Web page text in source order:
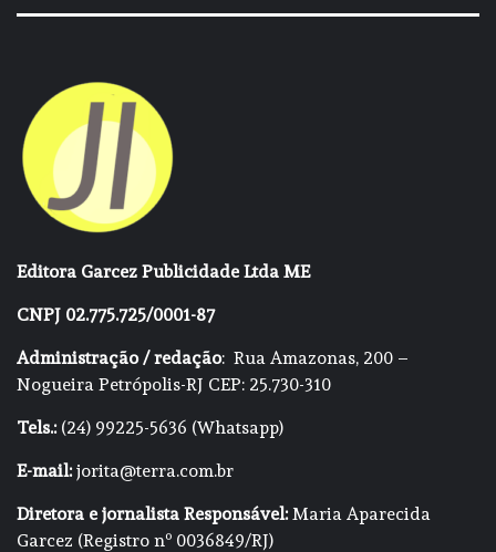
Editora Garcez Publicidade Ltda ME
CNPJ 02.775.725/0001-87
Administração / redação: Rua Amazonas, 200 –
Nogueira Petrópolis-RJ CEP: 25.730-310
Tels.:(24) 99225-5636 (Whatsapp)
E-mail:jorita@terra.com.br
Diretora e jornalista Responsável:Maria Aparecida
Garcez (Registro nº 0036849/RJ)